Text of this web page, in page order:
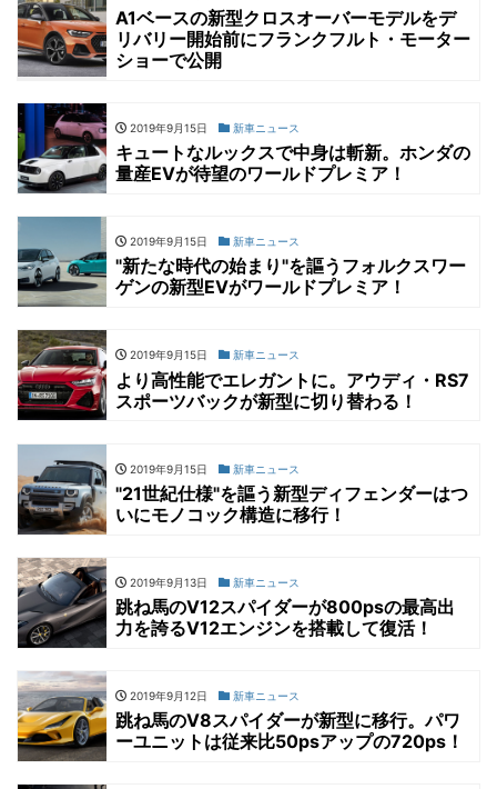
A1ベースの新型クロスオーバーモデルをデ
リバリー開始前にフランクフルト・モーター
ショーで公開
2019年9月15日 新車ニュース
キュートなルックスで中身は斬新。ホンダの
量産EVが待望のワールドプレミア！
2019年9月15日 新車ニュース
"新たな時代の始まり"を謳うフォルクスワー
ゲンの新型EVがワールドプレミア！
2019年9月15日 新車ニュース
より高性能でエレガントに。アウディ・RS7
スポーツバックが新型に切り替わる！
2019年9月15日 新車ニュース
"21世紀仕様"を謳う新型ディフェンダーはつ
いにモノコック構造に移行！
2019年9月13日 新車ニュース
跳ね馬のV12スパイダーが800psの最高出
力を誇るV12エンジンを搭載して復活！
2019年9月12日 新車ニュース
跳ね馬のV8スパイダーが新型に移行。パワ
ーユニットは従来比50psアップの720ps！